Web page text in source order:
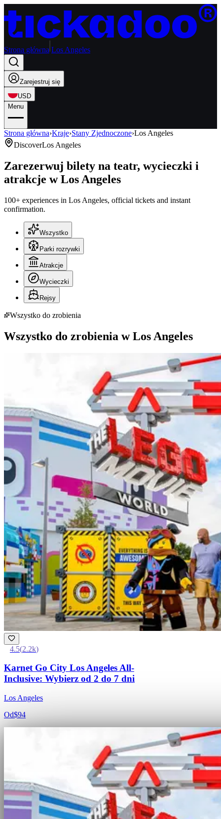
Strona główna Los Angeles
Zarejestruj się
USD
Menu
Strona główna›Kraje›Stany Zjednoczone›Los Angeles
DiscoverLos Angeles
Zarezerwuj bilety na teatr, wycieczki i
atrakcje w Los Angeles
100+ experiences in Los Angeles, official tickets and instant
confirmation.
Wszystko
Parki rozrywki
Atrakcje
Wycieczki
Rejsy
Wszystko do zrobienia
Wszystko do zrobienia w Los Angeles
4.5(2.2k)
Karnet Go City Los Angeles All-
Inclusive: Wybierz od 2 do 7 dni
Los Angeles
Od$94